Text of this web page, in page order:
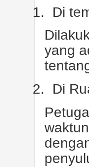
1.
Di
yang
2.
Di